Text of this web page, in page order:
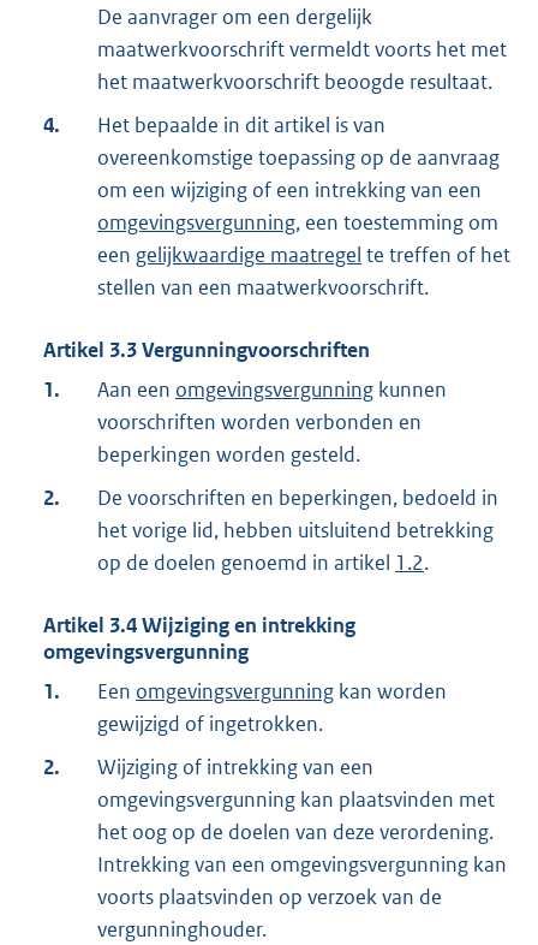
De aanvrager om een dergelijk
maatwerkvoorschrift vermeldt voorts het met
het maatwerkvoorschrift beoogde resultaat.
4.
Het bepaalde in dit artikel is van
overeenkomstige toepassing op de aanvraag
om een wijziging of een intrekking van een
omgevingsvergunning, een toestemming om
een gelijkwaardige maatregel te treffen of het
stellen van een maatwerkvoorschrift.
Artikel 3.3Vergunningvoorschriften
1.
Aan een omgevingsvergunning kunnen
voorschriften worden verbonden en
beperkingen worden gesteld.
2.
De voorschriften en beperkingen, bedoeld in
het vorige lid, hebben uitsluitend betrekking
op de doelen genoemd in artikel 1.2.
Artikel 3.4Wijziging en intrekking
omgevingsvergunning
1.
Een omgevingsvergunning kan worden
gewijzigd of ingetrokken.
2.
Wijziging of intrekking van een
omgevingsvergunning kan plaatsvinden met
het oog op de doelen van deze verordening.
Intrekking van een omgevingsvergunning kan
voorts plaatsvinden op verzoek van de
vergunninghouder.